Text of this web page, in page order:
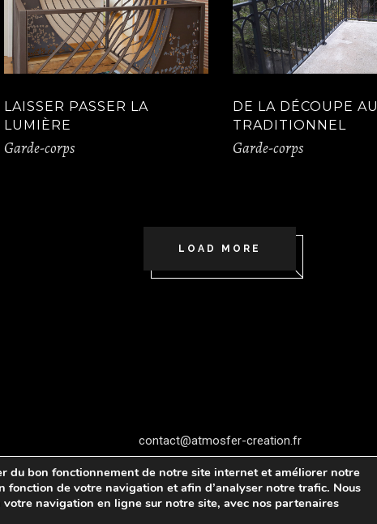
LAISSER PASSER LA
LUMIÈRE
Garde-corps
DE LA DÉCOUPE AU
TRADITIONNEL
Garde-corps
LOAD MORE
contact@atmosfer-creation.fr
du bon fonctionnement de notre site internet et améliorer notre
de votre navigation et afin d’analyser notre trafic. Nous
navigation en ligne sur notre site, avec nos partenaires